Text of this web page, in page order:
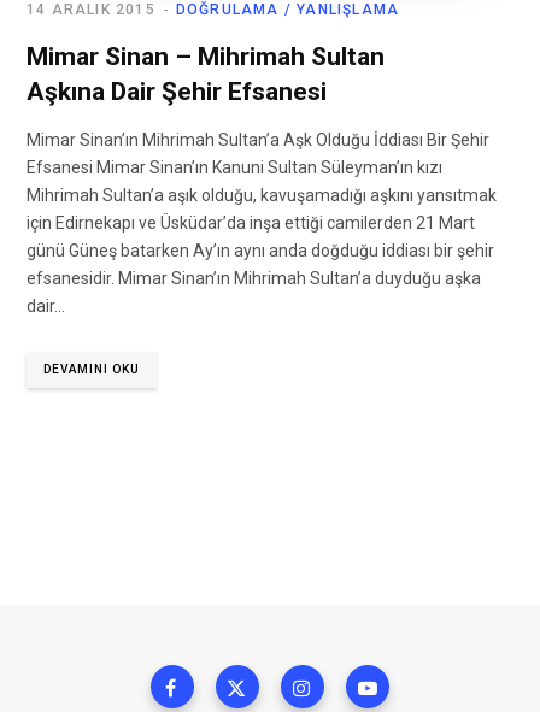
DOĞRULAMA / YANLIŞLAMA
14 ARALIK 2015
Mimar Sinan – Mihrimah Sultan
Aşkına Dair Şehir Efsanesi
Mimar Sinan’ın Mihrimah Sultan’a Aşk Olduğu İddiası Bir Şehir
Efsanesi Mimar Sinan’ın Kanuni Sultan Süleyman’ın kızı
Mihrimah Sultan’a aşık olduğu, kavuşamadığı aşkını yansıtmak
için Edirnekapı ve Üsküdar’da inşa ettiği camilerden 21 Mart
günü Güneş batarken Ay’ın aynı anda doğduğu iddiası bir şehir
efsanesidir. Mimar Sinan’ın Mihrimah Sultan’a duyduğu aşka
dair…
DEVAMINI OKU